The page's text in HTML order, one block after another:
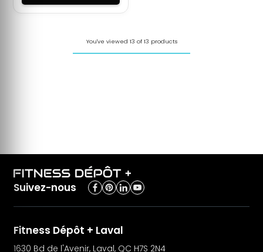
You've viewed 13 of 13 products
Suivez-nous
Fitness Dépôt + Laval
1630 Bd de l'Avenir, Laval, QC H7S 2N4